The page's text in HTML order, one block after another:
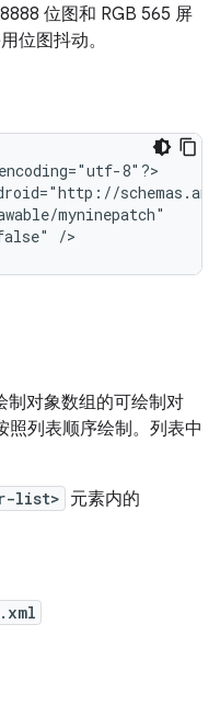
8888 位图和 RGB 565 屏
位图抖动。
encoding="utf-8"?>
/>
制对象数组的可绘制对
照列表顺序绘制。列表中
list> 元素内的
.xml